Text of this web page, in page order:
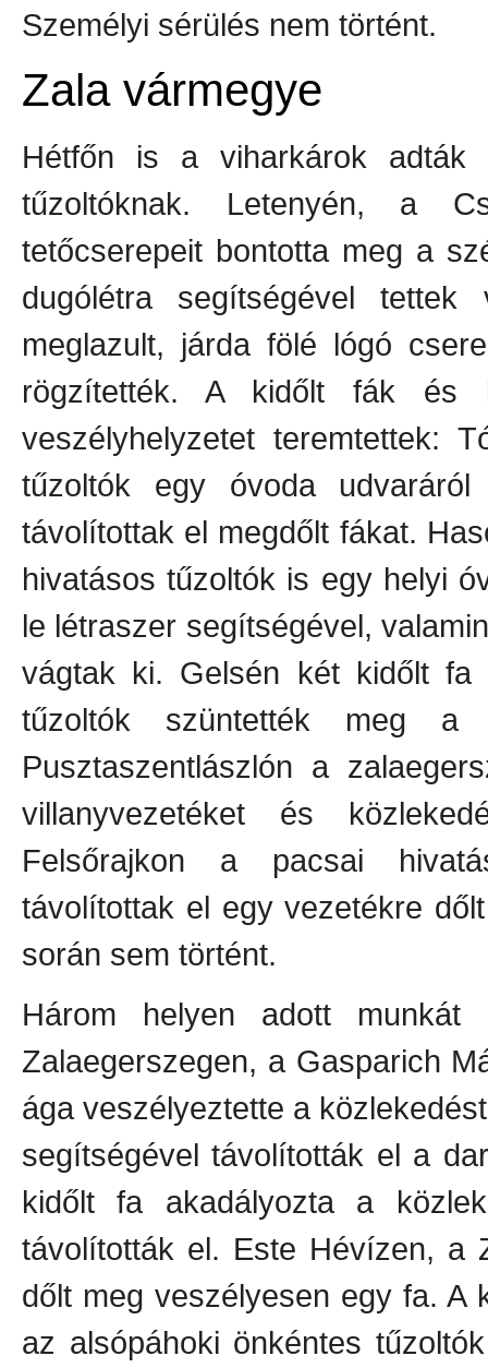
Személyi sérülés nem történt.
Zala vármegye
Hétfőn is a viharkárok
tűzoltóknak. Letenyén, a
tetőcserepeit bontotta meg a
dugólétra segítségével tettek
meglazult, járda fölé lógó
rögzítették. A kidőlt fák és
veszélyhelyzetet teremtettek:
tűzoltók egy óvoda
távolítottak el megdőlt fákat.
hivatásos tűzoltók is egy helyi
le létraszer segítségével,
vágtak ki. Gelsén két kidőlt
tűzoltók szüntették meg a
Pusztaszentlászlón a
villanyvezetéket és
Felsőrajkon a pacsai
távolítottak el egy vezetékre
során sem történt.
Három helyen adott
Zalaegerszegen, a Gasparich
ága veszélyeztette a
segítségével távolították el a
kidőlt fa akadályozta a
távolították el. Este Hévízen, a
dőlt meg veszélyesen egy fa. A
az alsópáhoki önkéntes